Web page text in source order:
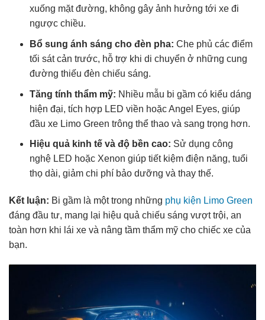
xuống mặt đường, không gây ảnh hưởng tới xe đi
ngược chiều.
Bổ sung ánh sáng cho đèn pha: Che phủ các điểm
tối sát cản trước, hỗ trợ khi di chuyển ở những cung
đường thiếu đèn chiếu sáng.
Tăng tính thẩm mỹ: Nhiều mẫu bi gầm có kiểu dáng
hiện đại, tích hợp LED viền hoặc Angel Eyes, giúp
đầu xe Limo Green trông thể thao và sang trọng hơn.
Hiệu quả kinh tế và độ bền cao: Sử dụng công
nghệ LED hoặc Xenon giúp tiết kiệm điện năng, tuổi
thọ dài, giảm chi phí bảo dưỡng và thay thế.
Kết luận: Bi gầm là một trong những phụ kiện Limo Green
đáng đầu tư, mang lại hiệu quả chiếu sáng vượt trội, an
toàn hơn khi lái xe và nâng tầm thẩm mỹ cho chiếc xe của
bạn.